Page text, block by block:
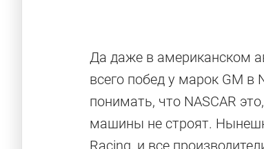
Да даже в американском
всего побед у марок GM в
понимать, что NASCAR
машины не строят.
Racing, и все